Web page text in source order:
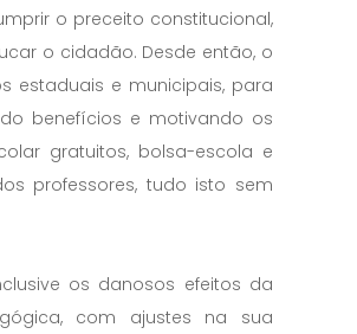
o preceito constitucional,
o cidadão. Desde então, o
estaduais e municipais, para
benefícios e motivando os
gratuitos, bolsa-escola e
professores, tudo isto sem
os danosos efeitos da
com ajustes na sua